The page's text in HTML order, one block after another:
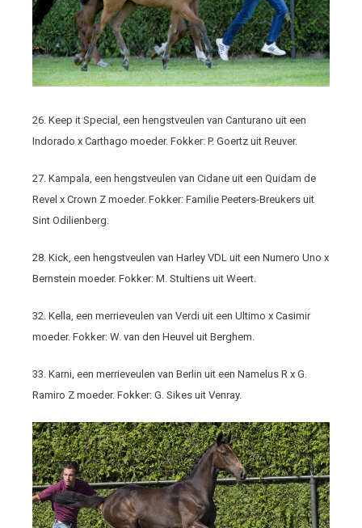
26. Keep it Special, een hengstveulen van Canturano uit een
Indorado x Carthago moeder. Fokker: P. Goertz uit Reuver.
27. Kampala, een hengstveulen van Cidane uit een Quidam de
Revel x Crown Z moeder. Fokker: Familie Peeters-Breukers uit
Sint Odilienberg.
28. Kick, een hengstveulen van Harley VDL uit een Numero Uno x
Bernstein moeder. Fokker: M. Stultiens uit Weert.
32. Kella, een merrieveulen van Verdi uit een Ultimo x Casimir
moeder. Fokker: W. van den Heuvel uit Berghem.
33. Karni, een merrieveulen van Berlin uit een Namelus R x G.
Ramiro Z moeder. Fokker: G. Sikes uit Venray.